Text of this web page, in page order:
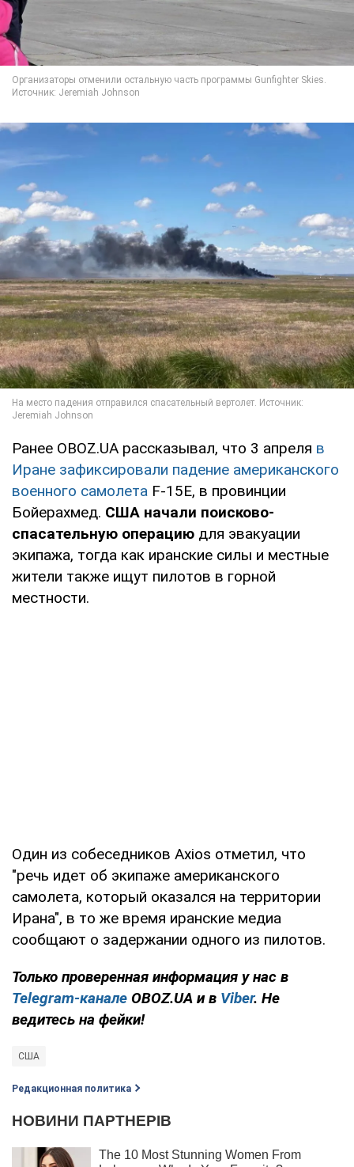
Ранее OBOZ.UA рассказывал, что 3 апреля в
Иране зафиксировали падение американского
военного самолета F-15E, в провинции
Бойерахмед. США начали поисково-
спасательную операцию для эвакуации
экипажа, тогда как иранские силы и местные
жители также ищут пилотов в горной
местности.
Один из собеседников Axios отметил, что
"речь идет об экипаже американского
самолета, который оказался на территории
Ирана", в то же время иранские медиа
сообщают о задержании одного из пилотов.
Только проверенная информация у нас в
Telegram-канале OBOZ.UA и в Viber. Не
ведитесь на фейки!
США
Редакционная политика